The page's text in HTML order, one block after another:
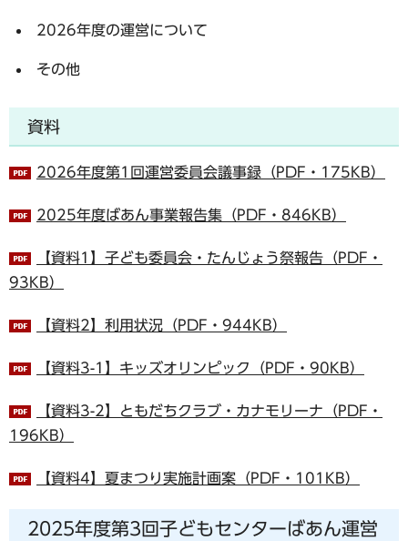
2026年度の運営について
その他
資料
2026年度第1回運営委員会議事録（PDF・175KB）
2025年度ばあん事業報告集（PDF・846KB）
【資料1】子ども委員会・たんじょう祭報告（PDF・
93KB）
【資料2】利用状況（PDF・944KB）
【資料3-1】キッズオリンピック（PDF・90KB）
【資料3-2】ともだちクラブ・カナモリーナ（PDF・
196KB）
【資料4】夏まつり実施計画案（PDF・101KB）
2025年度第3回子どもセンターばあん運営